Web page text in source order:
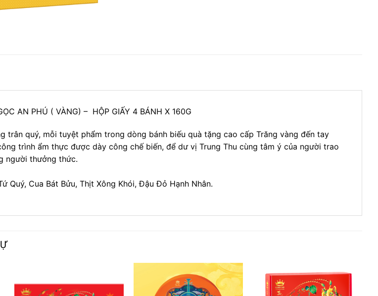
AN PHÚ ( VÀNG) – HỘP GIẤY 4 BÁNH X 160G
trân quý, mỗi tuyệt phẩm trong dòng bánh biếu quà tặng cao cấp Trăng vàng đến tay
trình ẩm thực được dày công chế biến, để dư vị Trung Thu cùng tâm ý của người trao
người thưởng thức.
Quý, Cua Bát Bửu, Thịt Xông Khói, Đậu Đỏ Hạnh Nhân.